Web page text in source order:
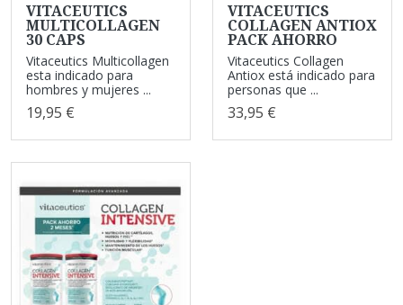
VITACEUTICS
MULTICOLLAGEN
30 CAPS
Vitaceutics Multicollagen
esta indicado para
hombres y mujeres ...
19,95 €
VITACEUTICS
COLLAGEN ANTIOX
PACK AHORRO
Vitaceutics Collagen
Antiox está indicado para
personas que ...
33,95 €